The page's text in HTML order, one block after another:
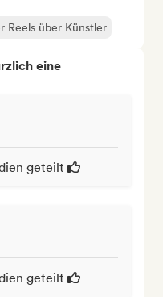
Reels über Künstler
eine
geteilt
geteilt